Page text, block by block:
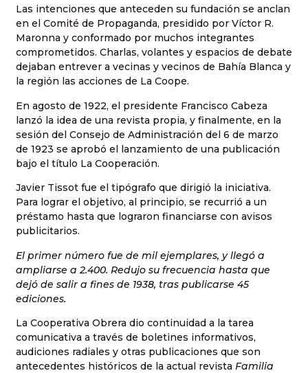
Las intenciones que anteceden su fundación se anclan
en el Comité de Propaganda, presidido por Víctor R.
Maronna y conformado por muchos integrantes
comprometidos. Charlas, volantes y espacios de debate
dejaban entrever a vecinas y vecinos de Bahía Blanca y
la región las acciones de La Coope.
En agosto de 1922, el presidente Francisco Cabeza
lanzó la idea de una revista propia, y finalmente, en la
sesión del Consejo de Administración del 6 de marzo
de 1923 se aprobó el lanzamiento de una publicación
bajo el título La Cooperación.
Javier Tissot fue el tipógrafo que dirigió la iniciativa.
Para lograr el objetivo, al principio, se recurrió a un
préstamo hasta que lograron financiarse con avisos
publicitarios.
El primer número fue de mil ejemplares, y llegó a
ampliarse a 2.400. Redujo su frecuencia hasta que
dejó de salir a fines de 1938, tras publicarse 45
ediciones.
La Cooperativa Obrera dio continuidad a la tarea
comunicativa a través de boletines informativos,
audiciones radiales y otras publicaciones que son
antecedentes históricos de la actual revista Familia